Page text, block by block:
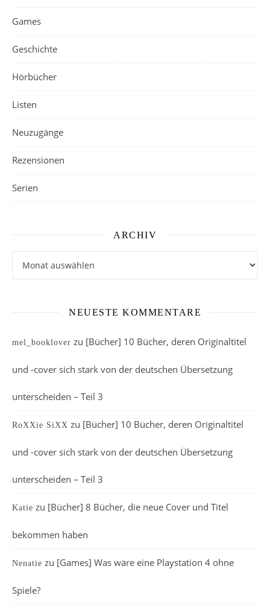
Games
Geschichte
Hörbücher
Listen
Neuzugänge
Rezensionen
Serien
ARCHIV
NEUESTE KOMMENTARE
mel_booklover zu [Bücher] 10 Bücher, deren Originaltitel
und -cover sich stark von der deutschen Übersetzung
unterscheiden – Teil 3
RoXXie SiXX zu [Bücher] 10 Bücher, deren Originaltitel
und -cover sich stark von der deutschen Übersetzung
unterscheiden – Teil 3
Katie zu [Bücher] 8 Bücher, die neue Cover und Titel
bekommen haben
Nenatie zu [Games] Was wäre eine Playstation 4 ohne
Spiele?